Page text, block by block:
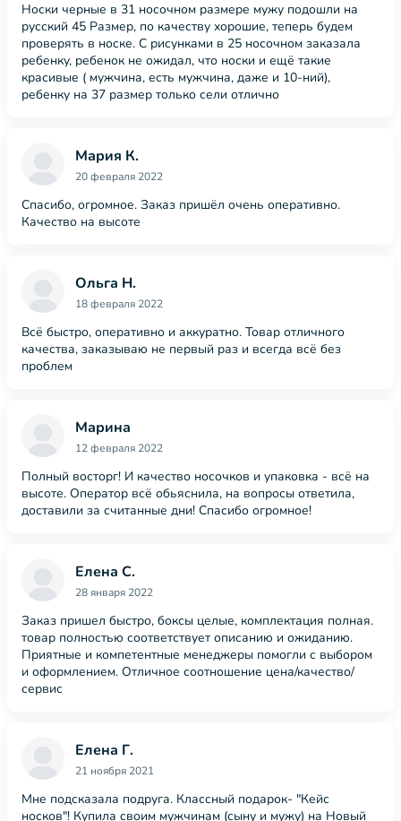
Носки черные в 31 носочном размере мужу подошли на
русский 45 Размер, по качеству хорошие, теперь будем
проверять в носке. С рисунками в 25 носочном заказала
ребенку, ребенок не ожидал, что носки и ещё такие
красивые ( мужчина, есть мужчина, даже и 10-ний),
ребенку на 37 размер только сели отлично
Мария К.
20 февраля 2022
Спасибо, огромное. Заказ пришёл очень оперативно.
Качество на высоте
Ольга Н.
18 февраля 2022
Всё быстро, оперативно и аккуратно. Товар отличного
качества, заказываю не первый раз и всегда всё без
проблем
Марина
12 февраля 2022
Полный восторг! И качество носочков и упаковка - всё на
высоте. Оператор всё обьяснила, на вопросы ответила,
доставили за считанные дни! Спасибо огромное!
Елена С.
28 января 2022
Заказ пришел быстро, боксы целые, комплектация полная.
товар полностью соответствует описанию и ожиданию.
Приятные и компетентные менеджеры помогли с выбором
и оформлением. Отличное соотношение цена/качество/
сервис
Елена Г.
21 ноября 2021
Мне подсказала подруга. Классный подарок- "Кейс
носков"! Купила своим мужчинам (сыну и мужу) на Новый